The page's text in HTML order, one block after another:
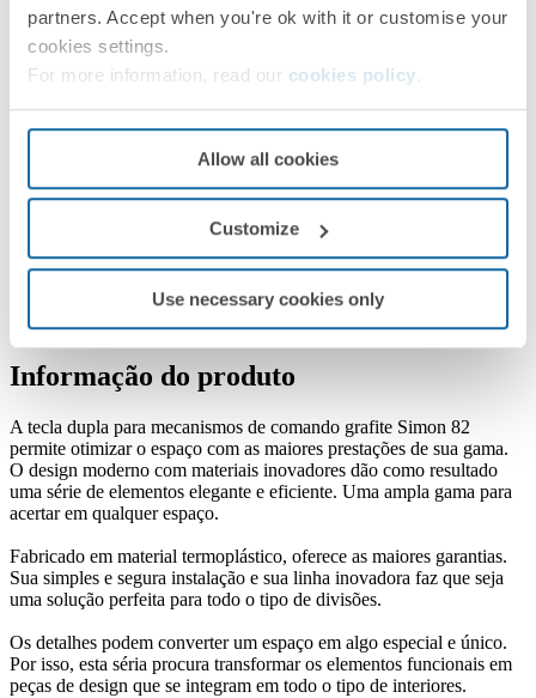
partners. Accept when you're ok with it or customise your
cookies settings.
For more information, read our cookies policy
Allow all cookies
Customize
Use necessary cookies only
Informação do produto
A tecla dupla para mecanismos de comando grafite Simon 82
permite otimizar o espaço com as maiores prestações de sua gama.
O design moderno com materiais inovadores dão como resultado
uma série de elementos elegante e eficiente. Uma ampla gama para
acertar em qualquer espaço.
Fabricado em material termoplástico, oferece as maiores garantias.
Sua simples e segura instalação e sua linha inovadora faz que seja
uma solução perfeita para todo o tipo de divisões.
Os detalhes podem converter um espaço em algo especial e único.
Por isso, esta séria procura transformar os elementos funcionais em
peças de design que se integram em todo o tipo de interiores.